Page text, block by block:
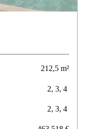
212,5 m²
2, 3, 4
2, 3, 4